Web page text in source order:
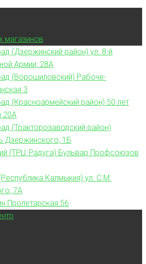
магазинов
(Дзержинский район) ул. 8-й
Армии, 28А
(Ворошиловский) Рабоче-
3
(Красноармейский район) 50 лет
20А
(Тракторозаводский район)
Дзержинского, 1Б
(ТРЦ Радуга) Бульвар Профсоюзов
Калмыкия) ул. С.М.
7А
Пролетарская 56